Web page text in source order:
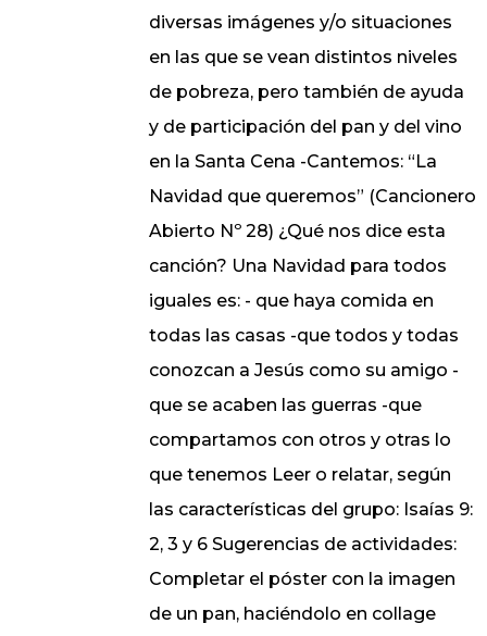
diversas imágenes y/o situaciones
en las que se vean distintos niveles
de pobreza, pero también de ayuda
y de participación del pan y del vino
en la Santa Cena -Cantemos: “La
Navidad que queremos” (Cancionero
Abierto Nº 28) ¿Qué nos dice esta
canción? Una Navidad para todos
iguales es: - que haya comida en
todas las casas -que todos y todas
conozcan a Jesús como su amigo -
que se acaben las guerras -que
compartamos con otros y otras lo
que tenemos Leer o relatar, según
las características del grupo: Isaías 9:
2, 3 y 6 Sugerencias de actividades:
Completar el póster con la imagen
de un pan, haciéndolo en collage